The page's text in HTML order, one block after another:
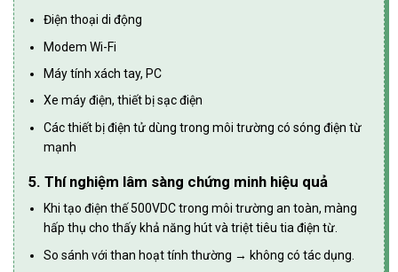
Điện thoại di động
Modem Wi-Fi
Máy tính xách tay, PC
Xe máy điện, thiết bị sạc điện
Các thiết bị điện tử dùng trong môi trường có sóng điện từ
mạnh
5. Thí nghiệm lâm sàng chứng minh hiệu quả
Khi tạo điện thế 500VDC trong môi trường an toàn, màng
hấp thụ cho thấy khả năng hút và triệt tiêu tia điện từ.
So sánh với than hoạt tính thường → không có tác dụng.